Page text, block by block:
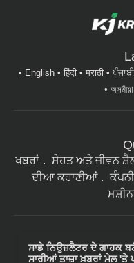
English हिंदी मराठी ਪੰਜਾਬੀ
অসমীয়া
ਖਬਰਾਂ ਸੇਹਤ ਅਤੇ ਜੀਵਨ
ਦੀਆ ਕਹਾਣੀਆਂ
ਸਾਡੇ ਨਿਉਜ਼ਲੈਟਰ ਦੇ ਗਾਹਕ
ਸਾਰੀਆਂ ਤਾਜ਼ਾ ਖ਼ਬਰਾਂ ਮੇਲ